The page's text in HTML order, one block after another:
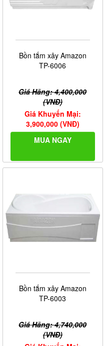
Bồn tắm xây Amazon
TP-6006
Giá Hãng: 4,400,000
(VNĐ)
Giá Khuyến Mại:
3,900,000 (VNĐ)
MUA NGAY
Bồn tắm xây Amazon
TP-6003
Giá Hãng: 4,740,000
(VNĐ)